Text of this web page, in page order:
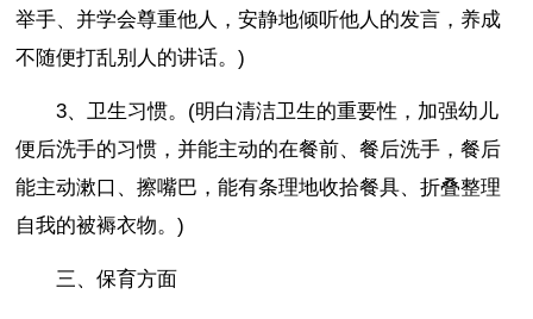
举手、并学会尊重他人，安静地倾听他人的发言，养成
不随便打乱别人的讲话。)
3、卫生习惯。(明白清洁卫生的重要性，加强幼儿
便后洗手的习惯，并能主动的在餐前、餐后洗手，餐后
能主动漱口、擦嘴巴，能有条理地收拾餐具、折叠整理
自我的被褥衣物。)
三、保育方面